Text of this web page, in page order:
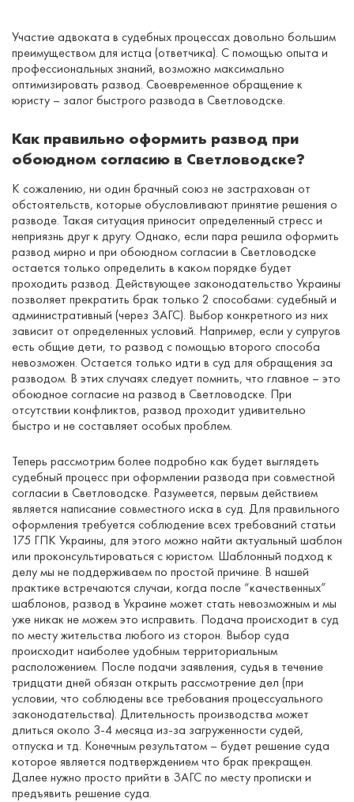
Участие адвоката в судебных процессах довольно большим
преимуществом для истца (ответчика). С помощью опыта и
профессиональных знаний, возможно максимально
оптимизировать развод. Своевременное обращение к
юристу – залог быстрого развода в Светловодске.
Как правильно оформить развод при
обоюдном согласию в Светловодске?
К сожалению, ни один брачный союз не застрахован от
обстоятельств, которые обусловливают принятие решения о
разводе. Такая ситуация приносит определенный стресс и
неприязнь друг к другу. Однако, если пара решила оформить
развод мирно и при обоюдном согласии в Светловодске
остается только определить в каком порядке будет
проходить развод. Действующее законодательство Украины
позволяет прекратить брак только 2 способами: судебный и
административный (через ЗАГС). Выбор конкретного из них
зависит от определенных условий. Например, если у супругов
есть общие дети, то развод с помощью второго способа
невозможен. Остается только идти в суд для обращения за
разводом. В этих случаях следует помнить, что главное – это
обоюдное согласие на развод в Светловодске. При
отсутствии конфликтов, развод проходит удивительно
быстро и не составляет особых проблем.
Теперь рассмотрим более подробно как будет выглядеть
судебный процесс при оформлении развода при совместной
согласии в Светловодске. Разумеется, первым действием
является написание совместного иска в суд. Для правильного
оформления требуется соблюдение всех требований статьи
175 ГПК Украины, для этого можно найти актуальный шаблон
или проконсультироваться с юристом. Шаблонный подход к
делу мы не поддерживаем по простой причине. В нашей
практике встречаются случаи, когда после “качественных”
шаблонов, развод в Украине может стать невозможным и мы
уже никак не можем это исправить. Подача происходит в суд
по месту жительства любого из сторон. Выбор суда
происходит наиболее удобным территориальным
расположением. После подачи заявления, судья в течение
тридцати дней обязан открыть рассмотрение дел (при
условии, что соблюдены все требования процессуального
законодательства). Длительность производства может
длиться около 3-4 месяца из-за загруженности судей,
отпуска и тд. Конечным результатом – будет решение суда
которое является подтверждением что брак прекращен.
Далее нужно просто прийти в ЗАГС по месту прописки и
предъявить решение суда.